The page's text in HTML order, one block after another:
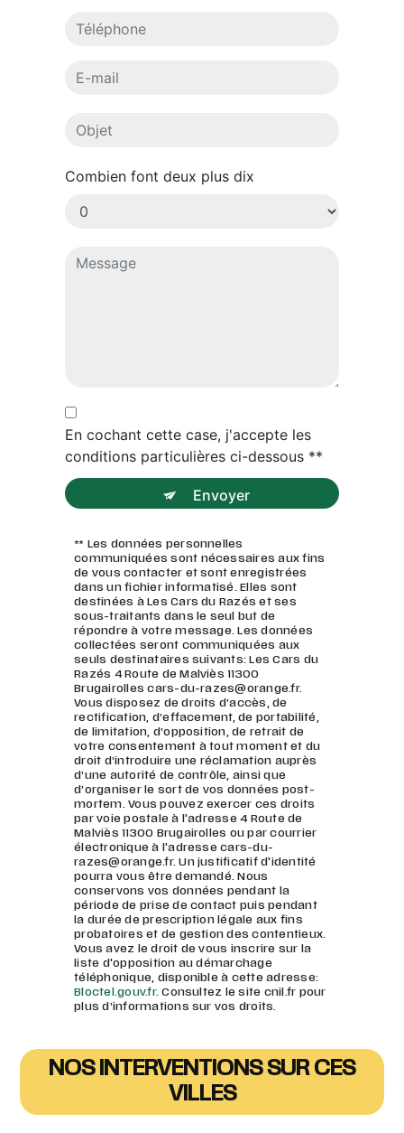
Combien font deux plus dix
En cochant cette case, j'accepte les
conditions particulières ci-dessous **
Envoyer
** Les données personnelles
communiquées sont nécessaires aux fins
de vous contacter et sont enregistrées
dans un fichier informatisé. Elles sont
destinées à Les Cars du Razés et ses
sous-traitants dans le seul but de
répondre à votre message. Les données
collectées seront communiquées aux
seuls destinataires suivants: Les Cars du
Razés 4 Route de Malviès 11300
Brugairolles cars-du-razes@orange.fr.
Vous disposez de droits d’accès, de
rectification, d’effacement, de portabilité,
de limitation, d’opposition, de retrait de
votre consentement à tout moment et du
droit d’introduire une réclamation auprès
d’une autorité de contrôle, ainsi que
d’organiser le sort de vos données post-
mortem. Vous pouvez exercer ces droits
par voie postale à l'adresse 4 Route de
Malviès 11300 Brugairolles ou par courrier
électronique à l'adresse cars-du-
razes@orange.fr. Un justificatif d'identité
pourra vous être demandé. Nous
conservons vos données pendant la
période de prise de contact puis pendant
la durée de prescription légale aux fins
probatoires et de gestion des contentieux.
Vous avez le droit de vous inscrire sur la
liste d'opposition au démarchage
téléphonique, disponible à cette adresse:
Bloctel.gouv.fr. Consultez le site cnil.fr pour
plus d’informations sur vos droits.
NOS INTERVENTIONS SUR CES
VILLES